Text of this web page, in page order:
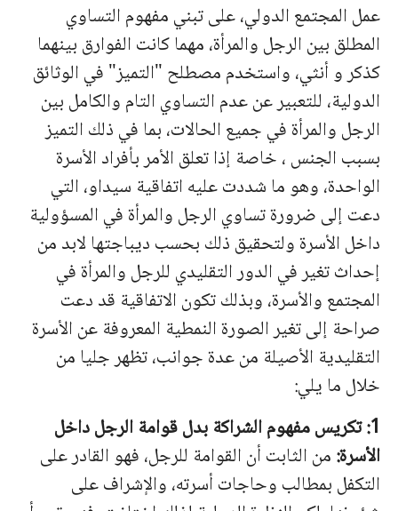
عمل المجتمع الدولي، على تبني مفهوم التساوي
المطلق بين الرجل والمرأة، مهما كانت الفوارق بينهما
كذكر و أنثي، واستخدم مصطلح "التميز" في الوثائق
الدولية، للتعبير عن عدم التساوي التام والكامل بين
الرجل والمرأة في جميع الحالات، بما في ذلك التميز
بسبب الجنس ، خاصة إذا تعلق الأمر بأفراد الأسرة
الواحدة، وهو ما شددت عليه اتفاقية سيداو، التي
دعت إلى ضرورة تساوي الرجل والمرأة في المسؤولية
داخل الأسرة ولتحقيق ذلك بحسب ديباجتها لابد من
إحداث تغير في الدور التقليدي للرجل والمرأة في
المجتمع والأسرة، وبذلك تكون الاتفاقية قد دعت
صراحة إلى تغير الصورة النمطية المعروفة عن الأسرة
التقليدية الأصيلة من عدة جوانب، تظهر جليا من
خلال ما يلي:
1: تكريس مفهوم الشراكة بدل قوامة الرجل داخل
الأسرة:من الثابت أن القوامة للرجل، فهو القادر على
التكفل بمطالب وحاجات أسرته، والإشراف على